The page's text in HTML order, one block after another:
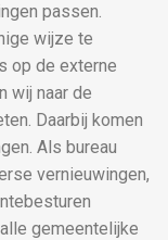
passen.
wijze te
op de externe
wij naar de
Daarbij komen
Als bureau
vernieuwingen,
gemeentelijke